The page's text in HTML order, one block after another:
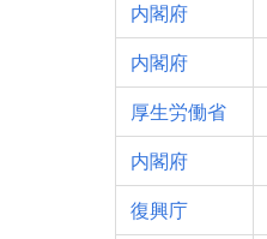
内閣府
内閣府
厚生労働省
内閣府
復興庁